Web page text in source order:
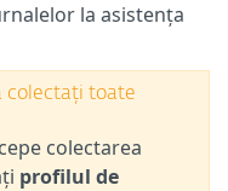
la asistența
colectați toate
colectarea
profilul de